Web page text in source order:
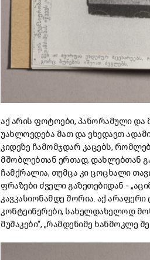
აქ არის ფოტოები, პანორამული და
უახლოვდება მათ და ვხედავთ
კიდეზე ჩამომჯდარ კაცებს,
მშობლებთან ერთად, დახლებთან
ჩამქრალია, თუმცა კი ცოცხალი
ფრაზები ძველი გაზეთებიდან -
კავკასიონამდე შორია. აქ
კონტეინერები, სახელდახელოდ
მუშაკები“, „რამდენიმე ხანმოკლე